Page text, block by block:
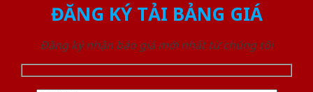
ĐĂNG KÝ TẢI BẢNG GIÁ
Đăng ký nhận báo giá mới nhất từ chúng tôi